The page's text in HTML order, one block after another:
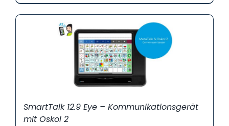
SmartTalk 12.9 Eye – Kommunikationsgerät
mit Oskol 2